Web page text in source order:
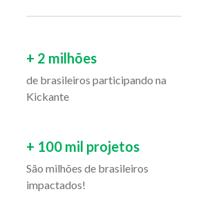
+ 2 milhões
de brasileiros participando na
Kickante
+ 100 mil projetos
São milhões de brasileiros
impactados!